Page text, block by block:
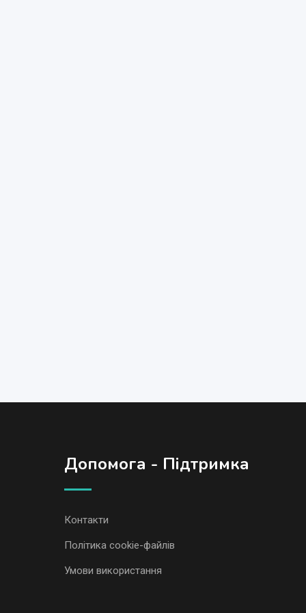
Допомога - Підтримка
Контакти
Політика cookie-файлів
Умови використання